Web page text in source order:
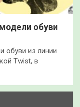
обуви
обуви из линии
Twist, в